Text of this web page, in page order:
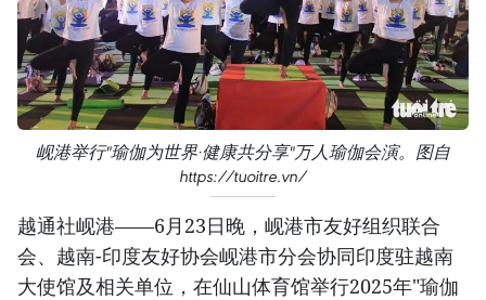
岘港举行"瑜伽为世界·健康共分享"万人瑜伽会演。图自
https://tuoitre.vn/
越通社岘港——6月23日晚，岘港市友好组织联合
会、越南-印度友好协会岘港市分会协同印度驻越南
大使馆及相关单位，在仙山体育馆举行2025年"瑜伽